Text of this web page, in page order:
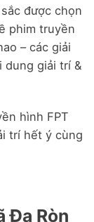
được chọn
phim truyền
– các giải
dung giải trí &
hình FPT
trí hết ý cùng
Đạ Ròn